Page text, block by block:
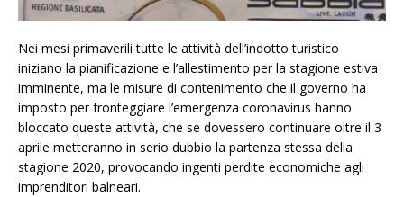
Nei mesi primaverili tutte le attività dell’indotto turistico
iniziano la pianificazione e l’allestimento per la stagione estiva
imminente, ma le misure di contenimento che il governo ha
imposto per fronteggiare l’emergenza coronavirus hanno
bloccato queste attività, che se dovessero continuare oltre il 3
aprile metteranno in serio dubbio la partenza stessa della
stagione 2020, provocando ingenti perdite economiche agli
imprenditori balneari.